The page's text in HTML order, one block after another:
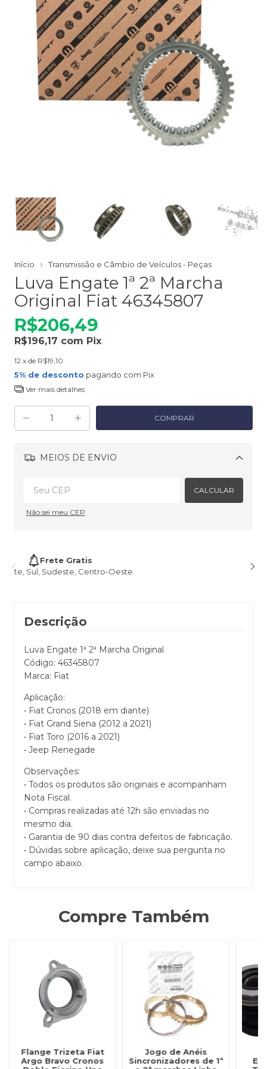
Início Transmissão e Câmbio de Veículos - Peças
Luva Engate 1ª 2ª Marcha
Original Fiat 46345807
R$206,49
R$196,17 com Pix
12 x de R$19,10
5% de desconto pagando com Pix
Ver mais detalhes
MEIOS DE ENVIO
Alterar CEP
CALCULAR
Não sei meu CEP
5% de desconto no Pix
Pagando no Pix
Descrição
Luva Engate 1ª 2ª Marcha Original
Código: 46345807
Marca: Fiat
Aplicação:
• Fiat Cronos (2018 em diante)
• Fiat Grand Siena (2012 a 2021)
• Fiat Toro (2016 a 2021)
• Jeep Renegade
Observações:
• Todos os produtos são originais e acompanham
Nota Fiscal.
• Compras realizadas até 12h são enviadas no
mesmo dia.
• Garantia de 90 dias contra defeitos de fabricação.
• Dúvidas sobre aplicação, deixe sua pergunta no
campo abaixo.
Compre Também
Flange Trizeta Fiat
Argo Bravo Cronos
Jogo de Anéis
Sincronizadores de 1ª